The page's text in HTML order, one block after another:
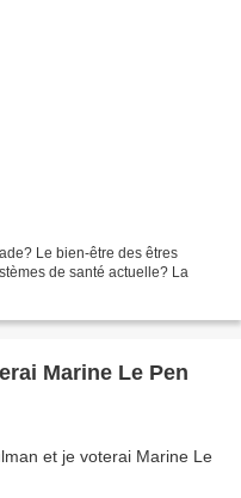
Le bien-être des êtres
de santé actuelle? La
Marine Le Pen